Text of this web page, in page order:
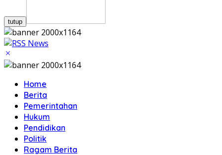
tutup
Home
Berita
Pemerintahan
Hukum
Pendidikan
Politik
Ragam Berita